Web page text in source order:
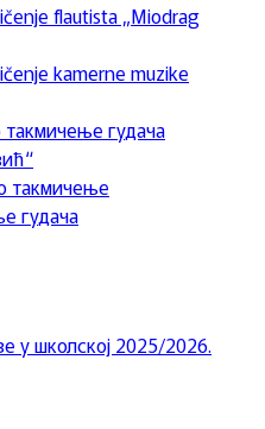
flautista „Miodrag
kamerne muzike
гудача
такмичење
гудача
у школској 2025/2026.